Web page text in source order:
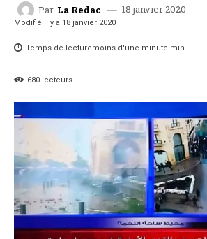
Par La Redac 18 janvier 2020
Modifié il y a 18 janvier 2020
Temps de lecturemoins d'une minute min.
680 lecteurs